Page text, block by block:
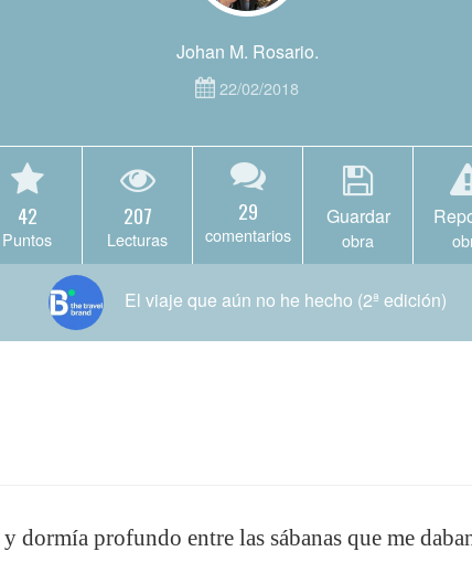
Johan M. Rosario.
22/02/2018
42
Puntos
207
Lecturas
29
comentarios
Guardar
obra
El viaje que aún no he hecho (2ª edición)
dormía profundo entre las sábanas que me